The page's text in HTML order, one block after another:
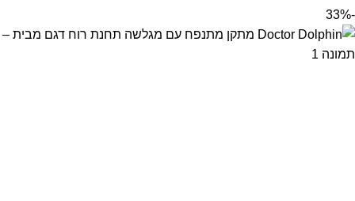
-33%